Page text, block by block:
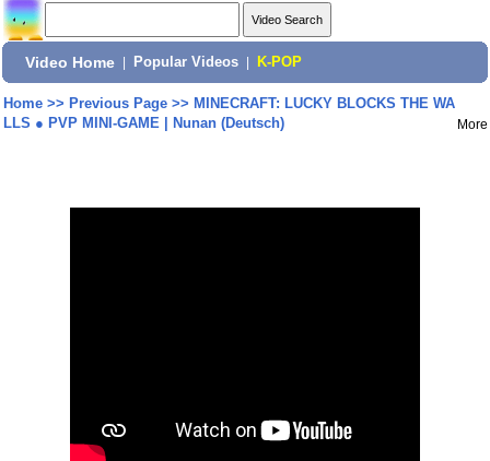
Video Home Popular Videos K-POP
Home>> Previous Page>> MINECRAFT: LUCKY BLOCKS THE WA
LLS ● PVP MINI-GAME | Nunan (Deutsch)
More